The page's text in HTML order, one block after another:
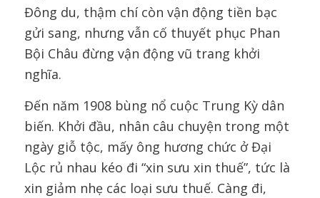
Đông du, thậm chí còn vận động tiền bạc
gửi sang, nhưng vẫn cố thuyết phục Phan
Bội Châu đừng vận động vũ trang khởi
nghĩa.
Đến năm 1908 bùng nổ cuộc Trung Kỳ dân
biến. Khởi đầu, nhân câu chuyện trong một
ngày giỗ tộc, mấy ông hương chức ở Đại
Lộc rủ nhau kéo đi “xin sưu xin thuế”, tức là
xin giảm nhẹ các loại sưu thuế. Càng đi,